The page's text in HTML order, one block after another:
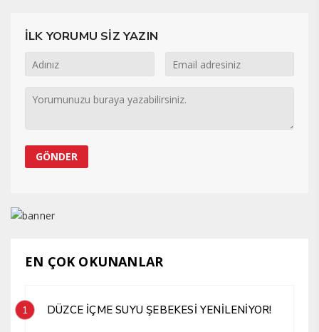
İLK YORUMU SİZ YAZIN
EN ÇOK OKUNANLAR
1 DÜZCE İÇME SUYU ŞEBEKESİ YENİLENİYOR!